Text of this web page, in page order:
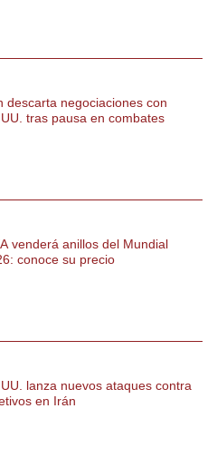
descarta negociaciones con
tras pausa en combates
venderá anillos del Mundial
conoce su precio
lanza nuevos ataques contra
en Irán